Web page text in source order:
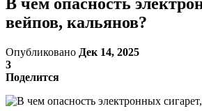
вейпов, кальянов?
Опубликовано Дек 14, 2025
3
Поделится